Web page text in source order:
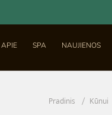
APIE SPA NAUJIENOS
Pradinis Kūnui